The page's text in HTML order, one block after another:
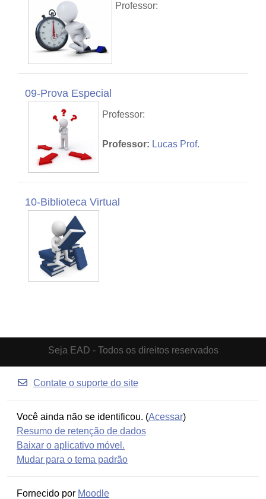
Professor:
09-Prova Especial
Professor:
Professor: Lucas Prof.
10-Biblioteca Virtual
Seja EAD - Todos os direitos reservados
Contate o suporte do site
Você ainda não se identificou. (Acessar)
Resumo de retenção de dados
Baixar o aplicativo móvel.
Mudar para o tema padrão
Fornecido por Moodle